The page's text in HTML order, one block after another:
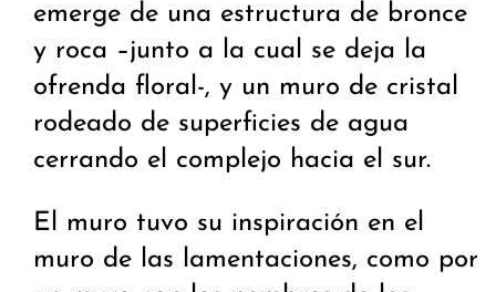
emerge de una estructura de bronce
y roca –junto a la cual se deja la
ofrenda floral-, y un muro de cristal
rodeado de superficies de agua
cerrando el complejo hacia el sur.
El muro tuvo su inspiración en el
muro de las lamentaciones, como por